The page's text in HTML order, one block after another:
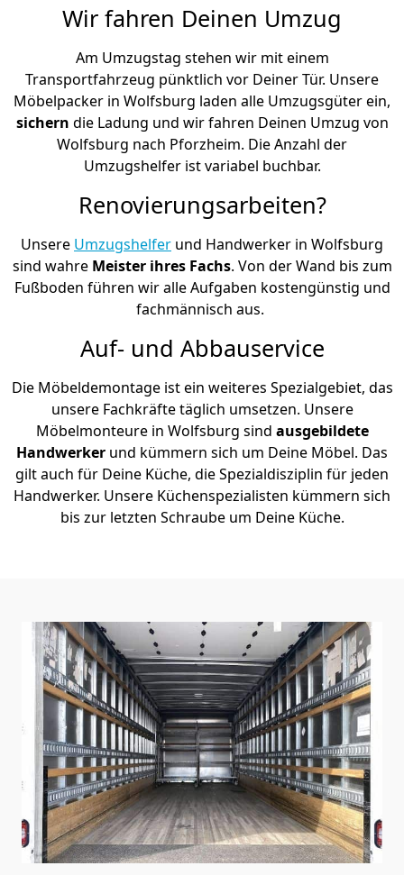
Wir fahren Deinen Umzug
Am Umzugstag stehen wir mit einem
Transportfahrzeug pünktlich vor Deiner Tür. Unsere
Möbelpacker in Wolfsburg laden alle Umzugsgüter ein,
sichern die Ladung und wir fahren Deinen Umzug von
Wolfsburg nach Pforzheim. Die Anzahl der
Umzugshelfer ist variabel buchbar.
Renovierungsarbeiten?
Unsere Umzugshelfer und Handwerker in Wolfsburg
sind wahre Meister ihres Fachs. Von der Wand bis zum
Fußboden führen wir alle Aufgaben kostengünstig und
fachmännisch aus.
Auf- und Abbauservice
Die Möbeldemontage ist ein weiteres Spezialgebiet, das
unsere Fachkräfte täglich umsetzen. Unsere
Möbelmonteure in Wolfsburg sind ausgebildete
Handwerker und kümmern sich um Deine Möbel. Das
gilt auch für Deine Küche, die Spezialdisziplin für jeden
Handwerker. Unsere Küchenspezialisten kümmern sich
bis zur letzten Schraube um Deine Küche.